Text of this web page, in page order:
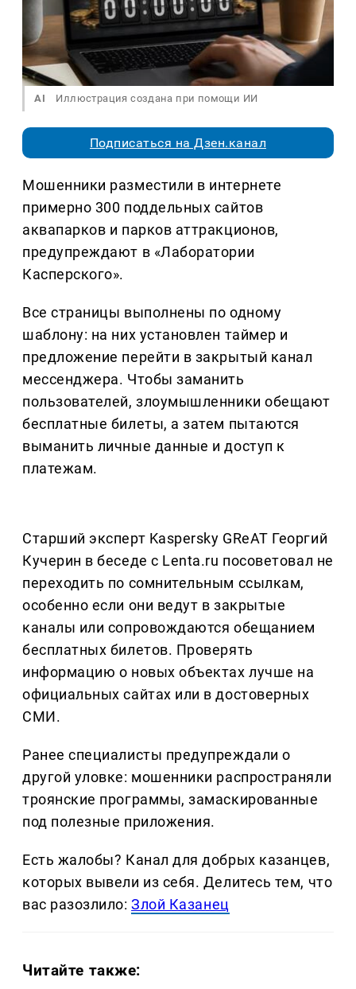
AI Иллюстрация создана при помощи ИИ
Подписаться на Дзен.канал
Мошенники разместили в интернете
примерно 300 поддельных сайтов
аквапарков и парков аттракционов,
предупреждают в «Лаборатории
Касперского».
Все страницы выполнены по одному
шаблону: на них установлен таймер и
предложение перейти в закрытый канал
мессенджера. Чтобы заманить
пользователей, злоумышленники обещают
бесплатные билеты, а затем пытаются
выманить личные данные и доступ к
платежам.
Старший эксперт Kaspersky GReAT Георгий
Кучерин в беседе с Lenta.ru посоветовал не
переходить по сомнительным ссылкам,
особенно если они ведут в закрытые
каналы или сопровождаются обещанием
бесплатных билетов. Проверять
информацию о новых объектах лучше на
официальных сайтах или в достоверных
СМИ.
Ранее специалисты предупреждали о
другой уловке: мошенники распространяли
троянские программы, замаскированные
под полезные приложения.
Есть жалобы? Канал для добрых казанцев,
которых вывели из себя. Делитеcь тем, что
вас разозлило:Злой Казанец
Читайте также: